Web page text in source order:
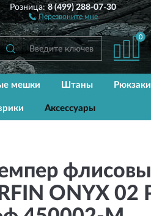
Розница:8 (499) 288-07-30
Перезвоните мне
0
мешки Штаны Рюкзаки
Аксессуары
ONYX 02